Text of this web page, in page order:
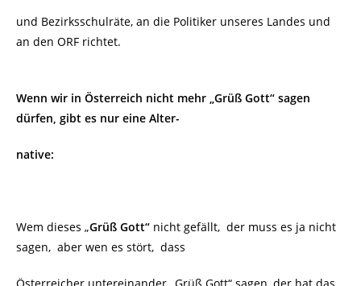
und Bezirksschulräte, an die Politiker unseres Landes und
an den ORF richtet.
Wenn wir in Österreich nicht mehr „Grüß Gott“ sagen
dürfen, gibt es nur eine Alter-
native:
Wem dieses „Grüß Gott“ nicht gefällt, der muss es ja nicht
sagen, aber wen es stört, dass
Österreicher untereinander „Grüß Gott“ sagen, der hat das